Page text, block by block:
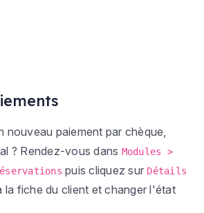
nouveau paiement par chèque,
? Rendez-vous dans Modules >
puis cliquez sur Détails
la fiche du client et changer l'état